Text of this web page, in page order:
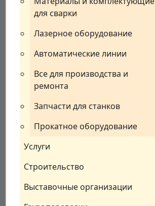
для сварки
Лазерное оборудование
Автоматические линии
Все для производства и
ремонта
Запчасти для станков
Прокатное оборудование
Услуги
Строительство
Выставочные организации